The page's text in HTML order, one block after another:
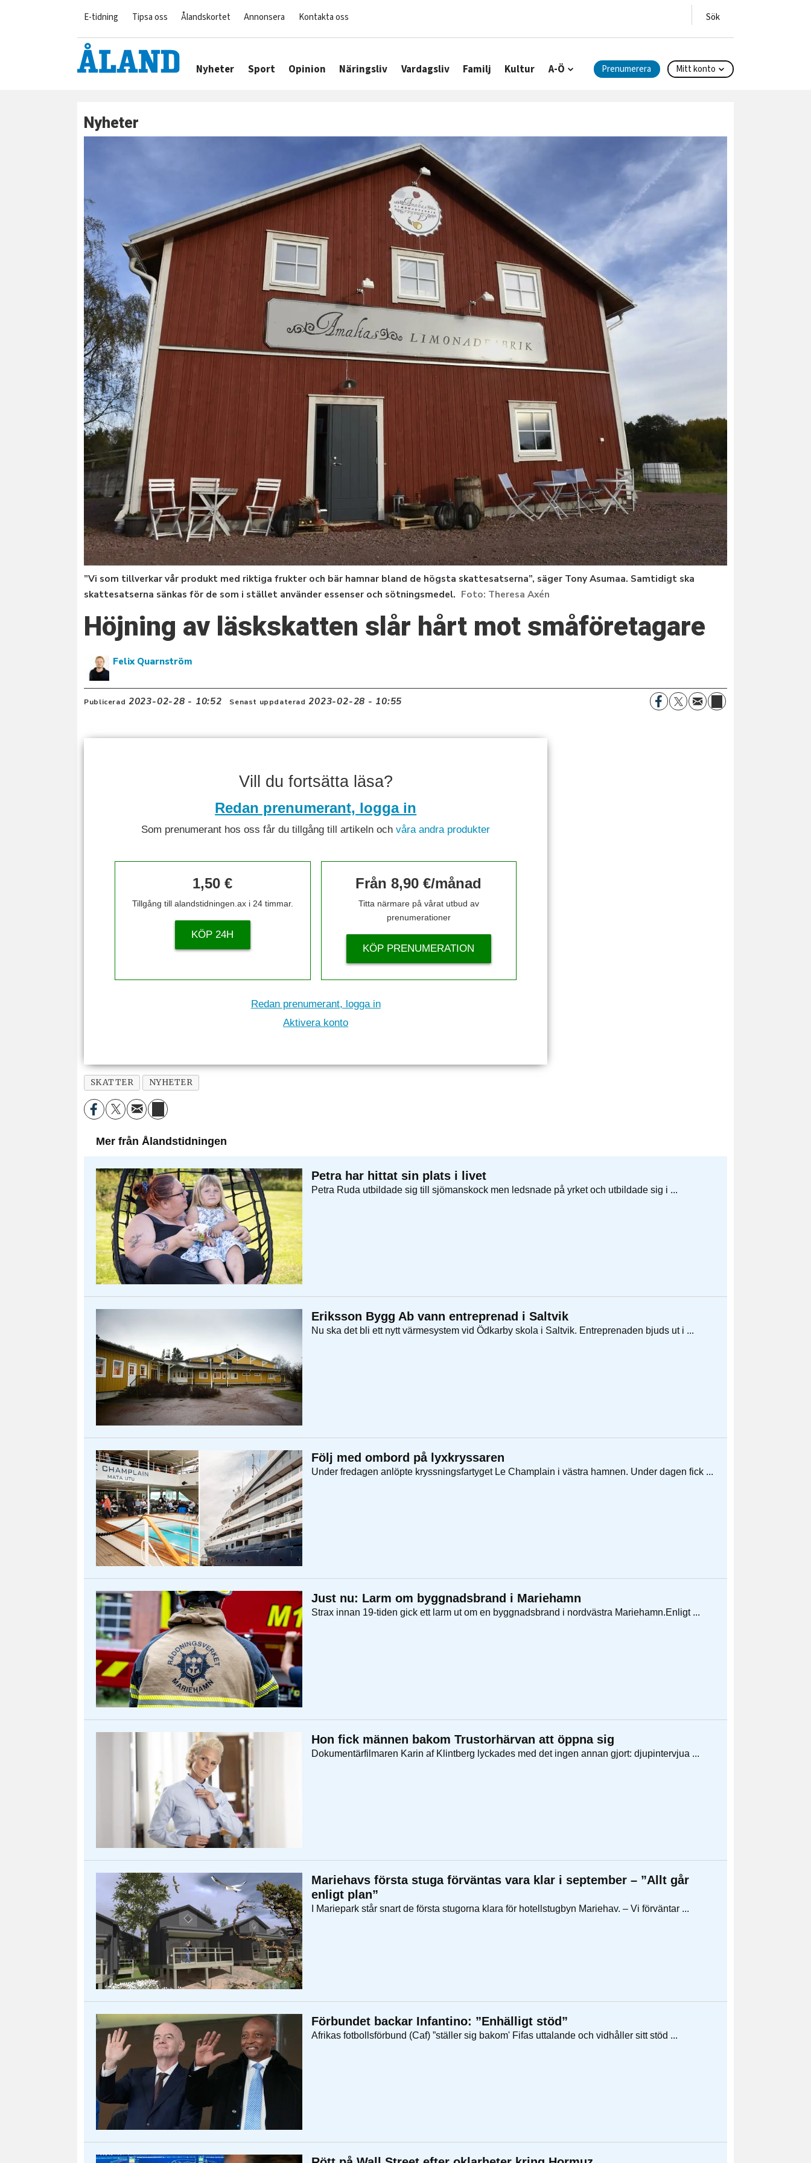
E-tidning Tipsa oss Ålandskortet Annonsera Kontakta oss
Nyheter Sport Opinion Näringsliv Vardagsliv Familj Kultur A-Ö Prenumerera Mitt konto
Nyheter
”Vi som tillverkar vår produkt med riktiga frukter och bär hamnar bland de högsta skattesatserna”, säger Tony Asumaa. Samtidigt ska
skattesatserna sänkas för de som i stället använder essenser och sötningsmedel.
Theresa Axén
Höjning av läskskatten slår hårt mot småföretagare
Felix Quarnström
Publicerad 2023-02-28 - 10:52 Senast uppdaterad 2023-02-28 - 10:55
Vill du fortsätta läsa?
Redan prenumerant, logga in
Som prenumerant hos oss får du tillgång till artikeln ochvåra andra produkter
1,50 €
Tillgång till alandstidningen.ax i 24 timmar.
KÖP 24H
Från 8,90 €/månad
Titta närmare på vårat utbud av
prenumerationer
KÖP PRENUMERATION
Redan prenumerant, logga in
Aktivera konto
SKATTER NYHETER